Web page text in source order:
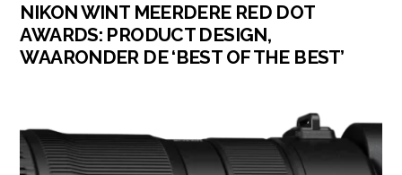
NIKON WINT MEERDERE RED DOT
AWARDS: PRODUCT DESIGN,
WAARONDER DE ‘BEST OF THE BEST’